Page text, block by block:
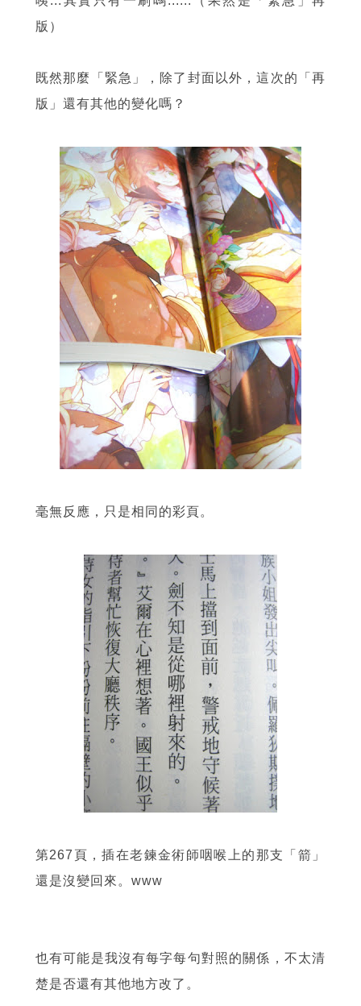
版）
既然那麼「緊急」，除了封面以外，這次的「再
版」還有其他的變化嗎？
毫無反應，只是相同的彩頁。
第267頁，插在老鍊金術師咽喉上的那支「箭」
還是沒變回來。www
也有可能是我沒有每字每句對照的關係，不太清
楚是否還有其他地方改了。